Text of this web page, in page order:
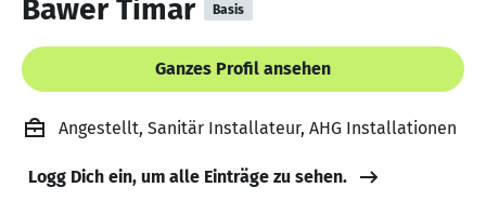
Bawer Timar Basis
Ganzes Profil ansehen
Angestellt, Sanitär Installateur, AHG Installationen
Logg Dich ein, um alle Einträge zu sehen.